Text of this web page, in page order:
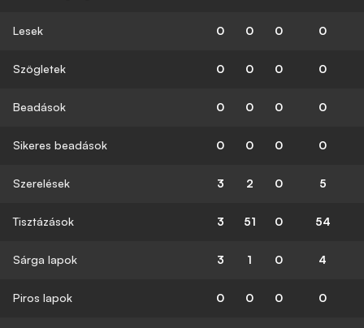
Lesek 0 0 0 0
Szögletek 0 0 0 0
Beadások 0 0 0 0
Sikeres beadások 0 0 0 0
Szerelések 3 2 0 5
Tisztázások 3 51 0 54
Sárga lapok 3 1 0 4
Piros lapok 0 0 0 0